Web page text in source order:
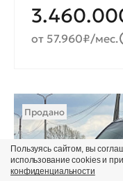
от 57.960₽/мес.
Продано
Пользуясь сайтом, вы
использование cookies и
конфиденциальности